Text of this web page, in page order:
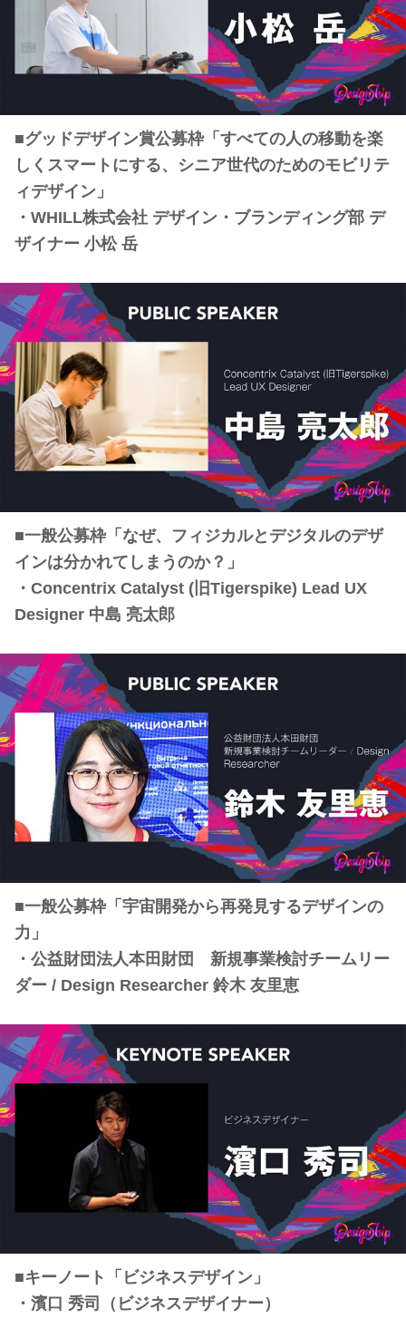
■グッドデザイン賞公募枠「すべての人の移動を楽
しくスマートにする、シニア世代のためのモビリテ
ィデザイン」
・WHILL株式会社 デザイン・ブランディング部 デ
ザイナー 小松 岳
■一般公募枠「なぜ、フィジカルとデジタルのデザ
インは分かれてしまうのか？」
・Concentrix Catalyst (旧Tigerspike) Lead UX
Designer 中島 亮太郎
■一般公募枠「宇宙開発から再発見するデザインの
力」
・公益財団法人本田財団 新規事業検討チームリー
ダー / Design Researcher 鈴木 友里恵
■キーノート「ビジネスデザイン」
・濱口 秀司（ビジネスデザイナー）